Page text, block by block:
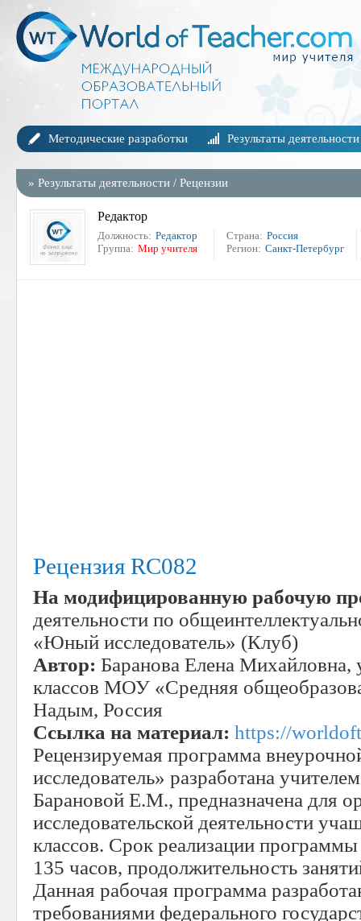
Методические разработки Результаты деятельности
» Результаты деятельности / Рецензии
Редактор
Должность: Редактор
Группа: Мир учителя
Страна: Россия
Регион: Санкт-Петербург
Рецензия RC082
На модифицированную рабочую
деятельности по
«Юный исследователь» (Клуб)
Автор: Баранова Елена Михайловна,
классов МОУ «Средняя
Надым, Россия
Ссылка на материал: https://
Рецензируемая программа
исследователь» разработана
Барановой Е.М., предназначена для
исследовательской деятельности
классов. Срок реализации программы
135 часов, продолжительность
Данная рабочая программа
требованиями федерального